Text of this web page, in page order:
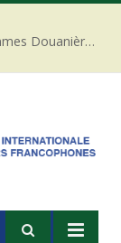
20ème anniversaire de l’Association des Femmes Douanières de Côte d’ivoire